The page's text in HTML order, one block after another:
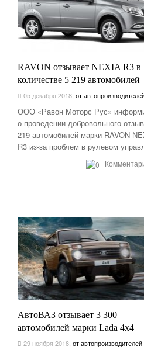
RAVON отзывает NEXIA R3 в
количестве 5 219 автомобилей
05 декабря 2018, от
ООО «Равон Моторс Рус»
о проведении добровольного
219 автомобилей марки RAVON
R3 из-за проблем в рулевом
АвтоВАЗ отзывает 3 300
автомобилей марки Lada 4х4
29 ноября 2018, от автопроизводителей